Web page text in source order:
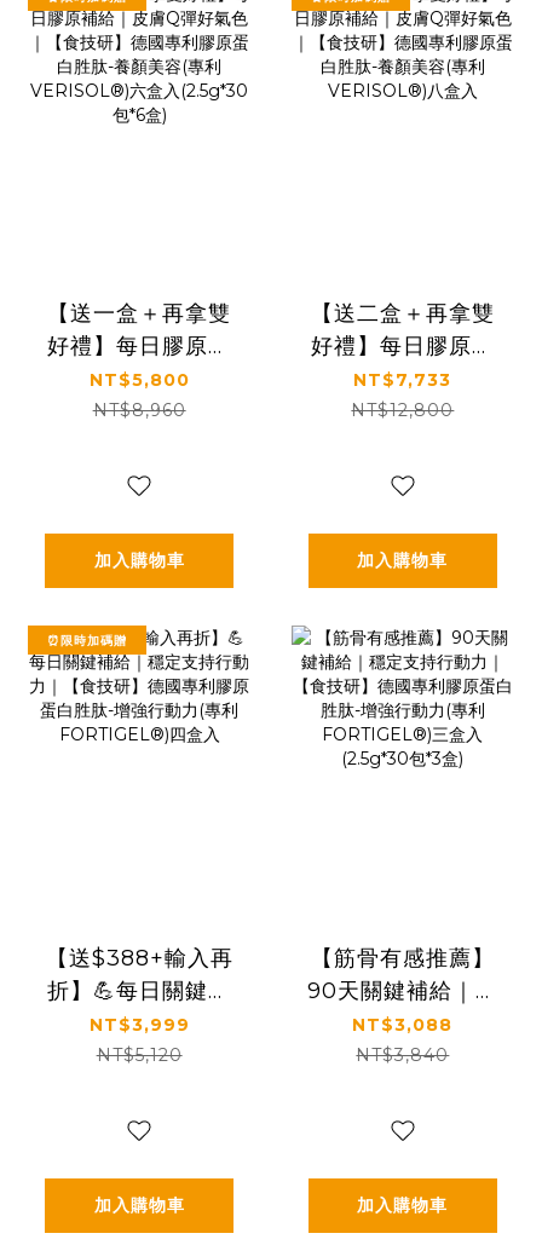
【送一盒＋再拿雙
好禮】每日膠原補
給｜皮膚Q彈好氣色
｜【食技研】德國
養顏美容(專利
(2.5g*30包*6盒)
NT$5,800
NT$8,960
加入購物車
【送二盒＋再拿雙
好禮】每日膠原補
給｜皮膚Q彈好氣色
｜【食技研】德國
養顏美容(專利
NT$7,733
NT$12,800
加入購物車
⏰限時加碼贈
【送$388+輸入再
折】💪每日關鍵補
給｜穩定支持行動
力｜【食技研】德
肽-增強行動力(專利
入
NT$3,999
NT$5,120
加入購物車
【筋骨有感推薦】
90天關鍵補給｜穩
定支持行動力｜
【食技研】德國專
強行動力(專利
入(2.5g*30包*3盒)
NT$3,088
NT$3,840
加入購物車